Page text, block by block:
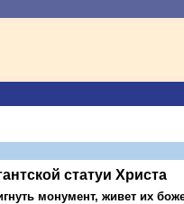
статуи Христа
монумент, живет их